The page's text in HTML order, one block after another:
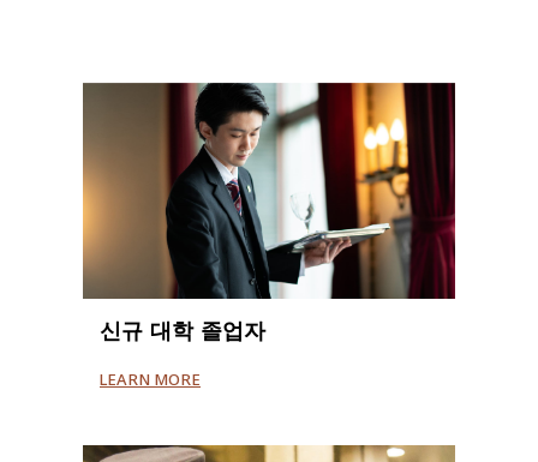
신규 대학 졸업자
LEARN MORE